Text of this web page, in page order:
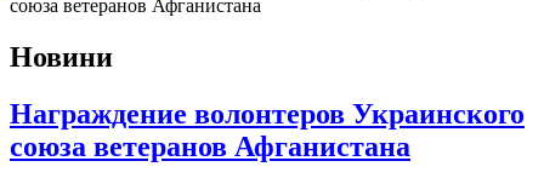
союза ветеранов Афганистана
Новини
Награждение волонтеров Украинского
союза ветеранов Афганистана